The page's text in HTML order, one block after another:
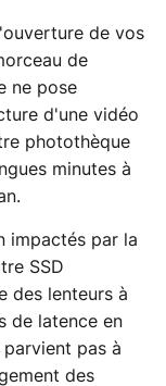
de vos
de
ne pose
d'une vidéo
photothèque
minutes à
impactés par la
SSD
des lenteurs à
de latence en
pas à
des